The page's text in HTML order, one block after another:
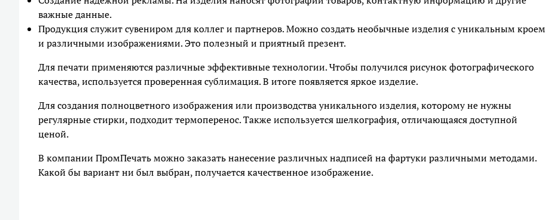
важные данные.
Продукция служит сувениром для коллег и партнеров. Можно создать необычные изделия с уникальным кроем
и различными изображениями. Это полезный и приятный презент.
Для печати применяются различные эффективные технологии. Чтобы получился рисунок фотографического
качества, используется проверенная сублимация. В итоге появляется яркое изделие.
Для создания полноцветного изображения или производства уникального изделия, которому не нужны
регулярные стирки, подходит термоперенос. Также используется шелкография, отличающаяся доступной
ценой.
В компании ПромПечать можно заказать нанесение различных надписей на фартуки различными методами.
Какой бы вариант ни был выбран, получается качественное изображение.